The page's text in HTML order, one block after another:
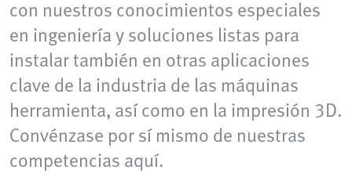
con nuestros conocimientos especiales
en ingeniería y soluciones listas para
instalar también en otras aplicaciones
clave de la industria de las máquinas
herramienta, así como en la impresión 3D.
Convénzase por sí mismo de nuestras
competencias aquí.